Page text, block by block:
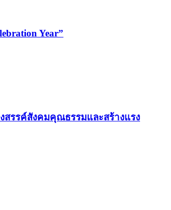
Year”
รรค์สังคมคุณธรรมและสร้างแรง